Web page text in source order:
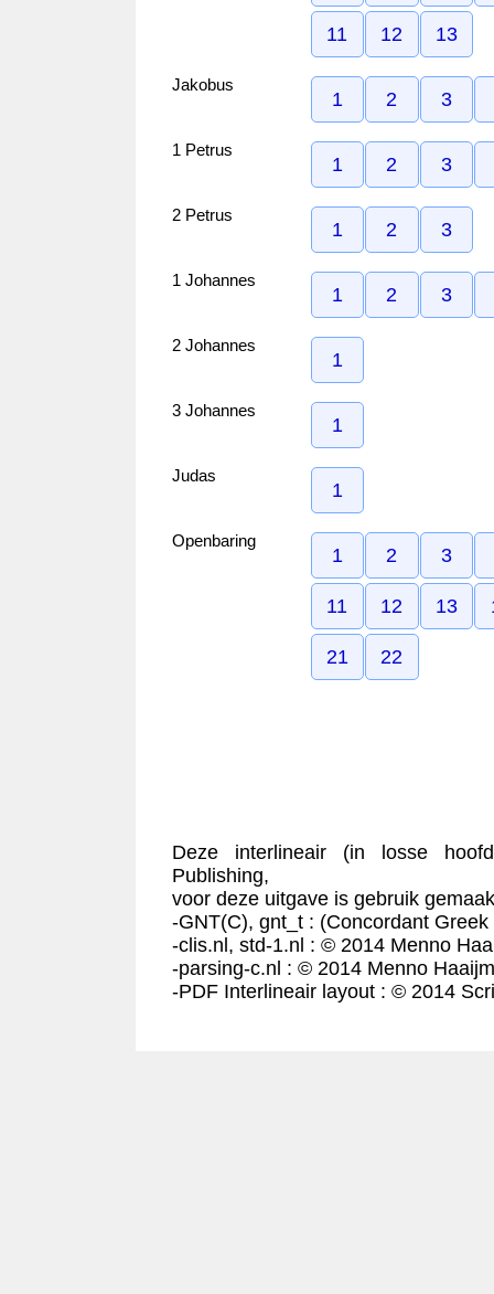
11 12 13
Jakobus
1 2 3
1 Petrus
1 2 3
2 Petrus
1 2 3
1 Johannes
1 2 3
2 Johannes
1
3 Johannes
1
Judas
1
Openbaring
1 2 3
11 12 13
21 22
Deze interlineair (in losse
Publishing,
voor deze uitgave is gebruik
-GNT(C), gnt_t : (Concordant
-clis.nl, std-1.nl : © 2014 Menno
-parsing-c.nl : © 2014 Menno
-PDF Interlineair layout : © 2014